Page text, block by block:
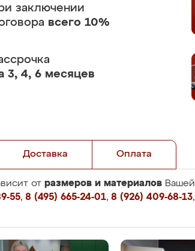
заключении
всего 10%
3, 4, 6 месяцев
Доставка Оплата
от размеров и материалов
55, 8 (495) 665-24-01, 8 (926) 409-68-13